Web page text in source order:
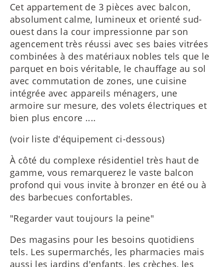
RU
Cet appartement de 3 pièces avec balcon,
absolument calme, lumineux et orienté sud-
ouest dans la cour impressionne par son
agencement très réussi avec ses baies vitrées
combinées à des matériaux nobles tels que le
parquet en bois véritable, le chauffage au sol
avec commutation de zones, une cuisine
intégrée avec appareils ménagers, une
armoire sur mesure, des volets électriques et
bien plus encore ....
(voir liste d'équipement ci-dessous)
À côté du complexe résidentiel très haut de
gamme, vous remarquerez le vaste balcon
profond qui vous invite à bronzer en été ou à
des barbecues confortables.
"Regarder vaut toujours la peine"
Des magasins pour les besoins quotidiens
tels. Les supermarchés, les pharmacies mais
aussi les jardins d'enfants, les crèches, les